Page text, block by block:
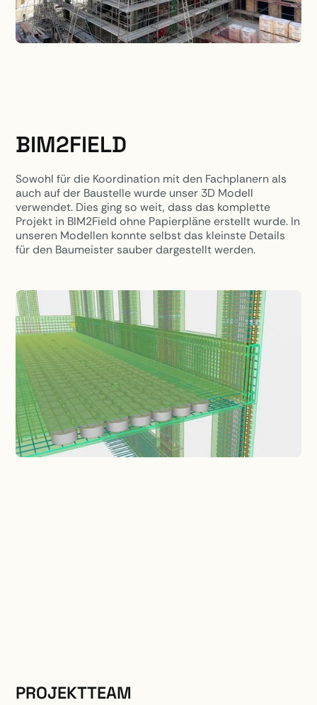
BIM2FIELD
Sowohl für die Koordination mit den Fachplanern als
auch auf der Baustelle wurde unser 3D Modell
verwendet. Dies ging so weit, dass das komplette
Projekt in BIM2Field ohne Papierpläne erstellt wurde. In
unseren Modellen konnte selbst das kleinste Details
für den Baumeister sauber dargestellt werden.
PROJEKTTEAM